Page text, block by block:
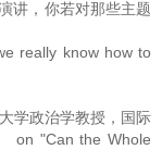
讲，你若对那些主题
really know how to
学政治学教授，国际
on "Can the Whole